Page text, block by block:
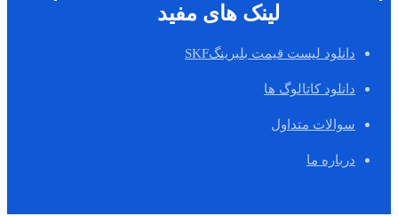
لینک های مفید
دانلود لیست قیمت بلبرینگSKF
دانلود کاتالوگ ها
سوالات متداول
درباره ما